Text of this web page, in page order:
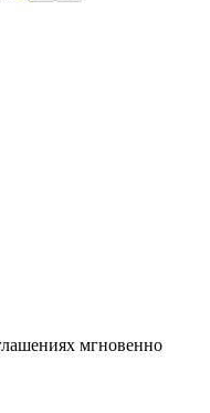
мгновенно